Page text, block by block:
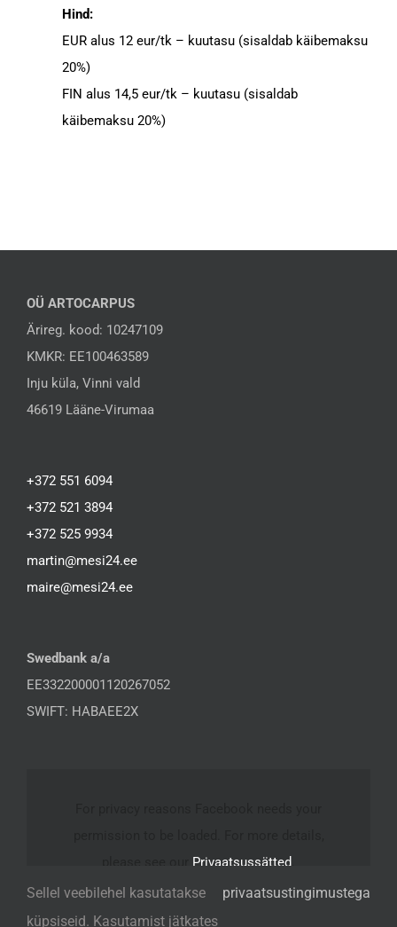
Hind:
EUR alus 12 eur/tk – kuutasu (sisaldab käibemaksu
20%)
FIN alus 14,5 eur/tk – kuutasu (sisaldab
käibemaksu 20%)
OÜ ARTOCARPUS
Ärireg. kood: 10247109
KMKR: EE100463589
Inju küla, Vinni vald
46619 Lääne-Virumaa
+372 551 6094
+372 521 3894
+372 525 9934
martin@mesi24.ee
maire@mesi24.ee
Swedbank a/a
EE332200001120267052
SWIFT: HABAEE2X
Privaatsussätted
Sellel veebilehel kasutatakse
küpsiseid. Kasutamist jätkates
privaatsustingimustega